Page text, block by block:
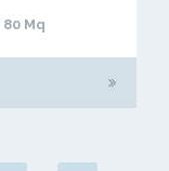
80 Mq